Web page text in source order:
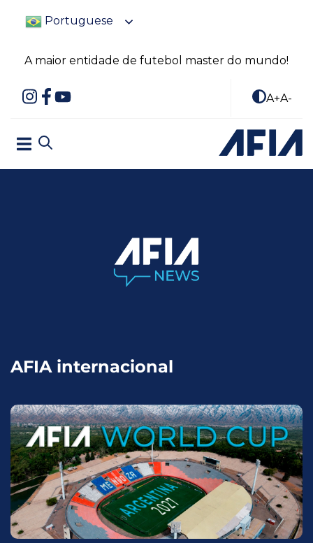
Portuguese
A maior entidade de futebol master do mundo!
A+A-
AFIA internacional